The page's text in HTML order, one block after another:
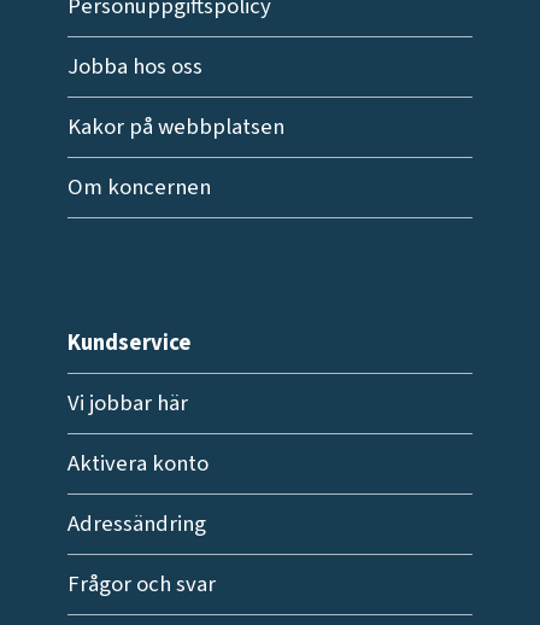
Jobba hos oss
Kakor på webbplatsen
Om koncernen
Kundservice
Vi jobbar här
Aktivera konto
Adressändring
Frågor och svar